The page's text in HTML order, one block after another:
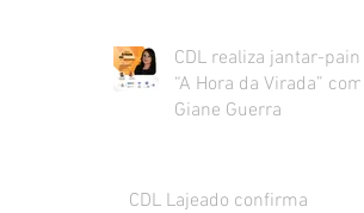
CDL realiza jantar-painel
“A Hora da Virada” com
Giane Guerra
CDL Lajeado confirma